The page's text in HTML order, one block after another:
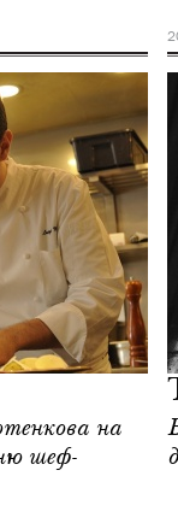
на
шеф-